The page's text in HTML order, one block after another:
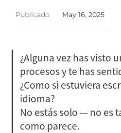
Publicado May 16, 2025
¿Alguna vez has visto
procesos y te has
¿Como si estuviera
idioma?
No estás solo — no es
como parece.